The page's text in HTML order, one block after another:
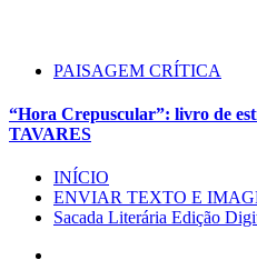
PAISAGEM CRÍTICA
“Hora Crepuscular”: livro de
TAVARES
INÍCIO
ENVIAR TEXTO E
Sacada Literária Edição